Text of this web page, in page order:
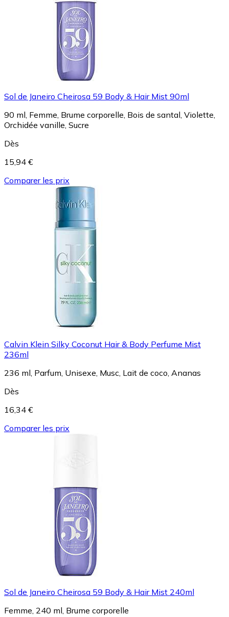
Sol de Janeiro Cheirosa 59 Body & Hair Mist 90ml
90 ml, Femme, Brume corporelle, Bois de santal, Violette,
Orchidée vanille, Sucre
Dès
15,94 €
Comparer les prix
Calvin Klein Silky Coconut Hair & Body Perfume Mist
236ml
236 ml, Parfum, Unisexe, Musc, Lait de coco, Ananas
Dès
16,34 €
Comparer les prix
Sol de Janeiro Cheirosa 59 Body & Hair Mist 240ml
Femme, 240 ml, Brume corporelle